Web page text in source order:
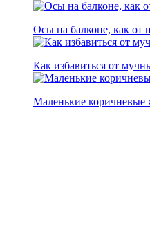
Осы на балконе, как от
Как избавиться от
Маленькие коричневые